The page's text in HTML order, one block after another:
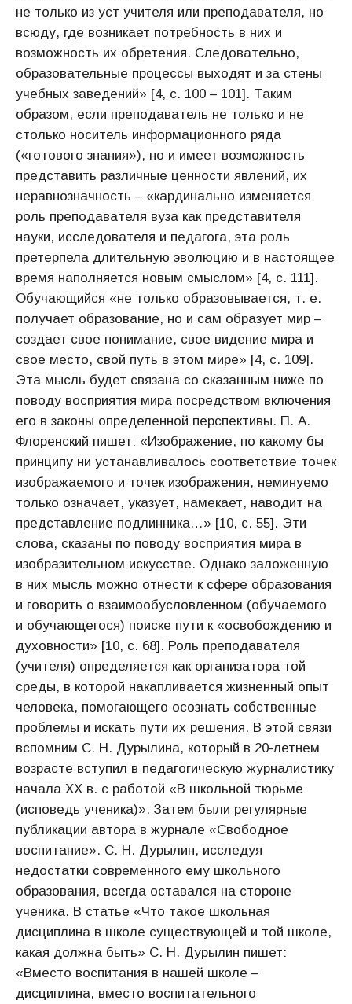
не только из уст учителя или преподавателя, но
всюду, где возникает потребность в них и
возможность их обретения. Следовательно,
образовательные процессы выходят и за стены
учебных заведений» [4, с. 100 – 101]. Таким
образом, если преподаватель не только и не
столько носитель информационного ряда
(«готового знания»), но и имеет возможность
представить различные ценности явлений, их
неравнозначность – «кардинально изменяется
роль преподавателя вуза как представителя
науки, исследователя и педагога, эта роль
претерпела длительную эволюцию и в настоящее
время наполняется новым смыслом» [4, с. 111].
Обучающийся «не только образовывается, т. е.
получает образование, но и сам образует мир –
создает свое понимание, свое видение мира и
свое место, свой путь в этом мире» [4, с. 109].
Эта мысль будет связана со сказанным ниже по
поводу восприятия мира посредством включения
его в законы определенной перспективы. П. А.
Флоренский пишет: «Изображение, по какому бы
принципу ни устанавливалось соответствие точек
изображаемого и точек изображения, неминуемо
только означает, указует, намекает, наводит на
представление подлинника…» [10, с. 55]. Эти
слова, сказаны по поводу восприятия мира в
изобразительном искусстве. Однако заложенную
в них мысль можно отнести к сфере образования
и говорить о взаимообусловленном (обучаемого
и обучающегося) поиске пути к «освобождению и
духовности» [10, с. 68]. Роль преподавателя
(учителя) определяется как организатора той
среды, в которой накапливается жизненный опыт
человека, помогающего осознать собственные
проблемы и искать пути их решения. В этой связи
вспомним С. Н. Дурылина, который в 20-летнем
возрасте вступил в педагогическую журналистику
начала ХХ в. с работой «В школьной тюрьме
(исповедь ученика)». Затем были регулярные
публикации автора в журнале «Свободное
воспитание». С. Н. Дурылин, исследуя
недостатки современного ему школьного
образования, всегда оставался на стороне
ученика. В статье «Что такое школьная
дисциплина в школе существующей и той школе,
какая должна быть» С. Н. Дурылин пишет:
«Вместо воспитания в нашей школе –
дисциплина, вместо воспитательного